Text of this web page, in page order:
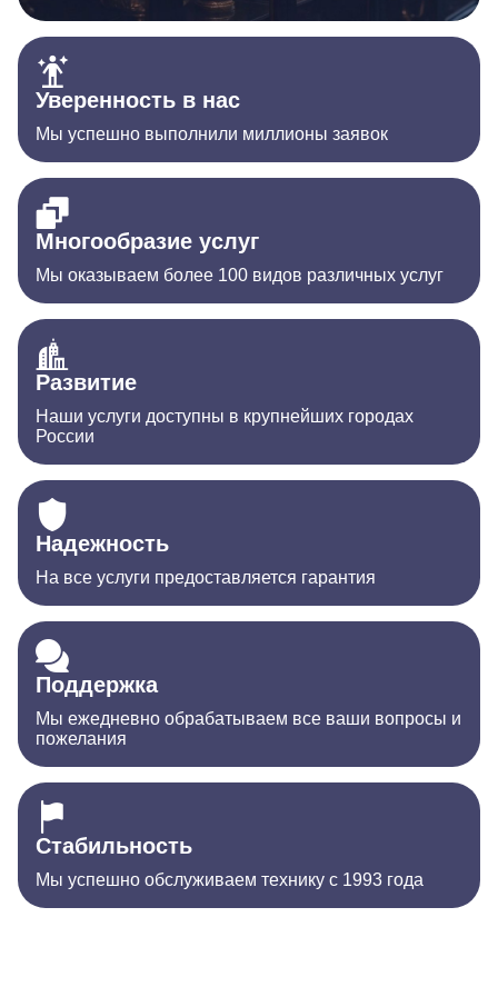
Уверенность в нас
Мы успешно выполнили миллионы заявок
Многообразие услуг
Мы оказываем более 100 видов различных услуг
Развитие
Наши услуги доступны в крупнейших городах
России
Надежность
На все услуги предоставляется гарантия
Поддержка
Мы ежедневно обрабатываем все ваши вопросы и
пожелания
Стабильность
Мы успешно обслуживаем технику с 1993 года